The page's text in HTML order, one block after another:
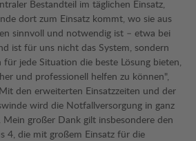
Bestandteil im täglichen Einsatz,
dort zum Einsatz kommt, wo sie aus
sinnvoll und notwendig ist – etwa bei
ist für uns nicht das System, sondern
jede Situation die beste Lösung bieten,
und professionell helfen zu können",
den erweiterten Einsatzzeiten und der
wird die Notfallversorgung in ganz
großer Dank gilt insbesondere den
4, die mit großem Einsatz für die